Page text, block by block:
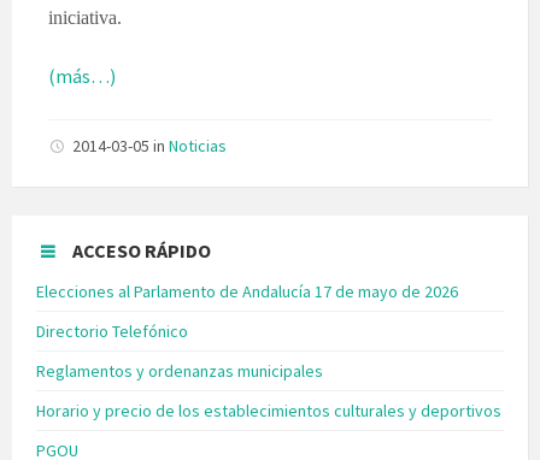
iniciativa.
(más…)
2014-03-05 in Noticias
ACCESO RÁPIDO
Elecciones al Parlamento de Andalucía 17 de mayo de 2026
Directorio Telefónico
Reglamentos y ordenanzas municipales
Horario y precio de los establecimientos culturales y deportivos
PGOU